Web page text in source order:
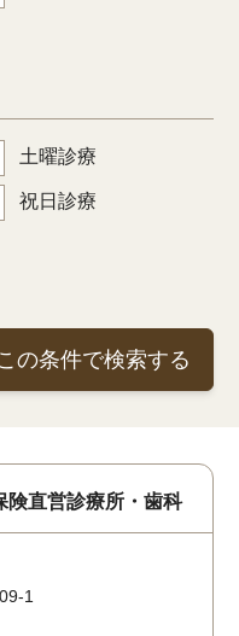
土曜診療
祝日診療
の条件で検索する
険直営診療所・歯科
1